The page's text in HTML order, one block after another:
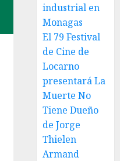
industrial en
Monagas
El 79 Festival
de Cine de
Locarno
presentará La
Muerte No
Tiene Dueño
de Jorge
Thielen
Armand